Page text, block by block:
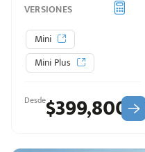
VERSIONES
Mini
Mini Plus
Desde